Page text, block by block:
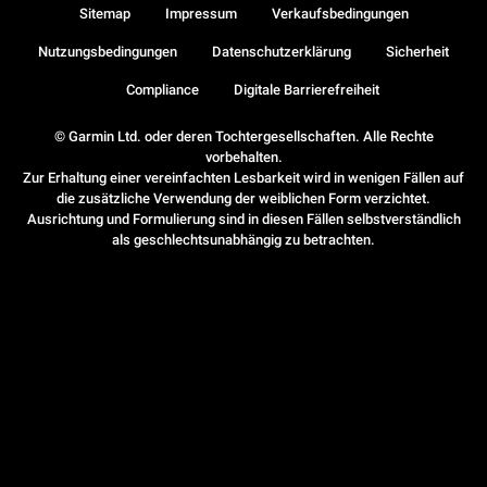
© Garmin Ltd. oder deren Tochtergesellschaften. Alle Rechte
vorbehalten.
Zur Erhaltung einer vereinfachten Lesbarkeit wird in wenigen Fällen auf
die zusätzliche Verwendung der weiblichen Form verzichtet.
Ausrichtung und Formulierung sind in diesen Fällen selbstverständlich
als geschlechtsunabhängig zu betrachten.
Sitemap Impressum Verkaufsbedingungen
Nutzungsbedingungen Datenschutzerklärung Sicherheit
Compliance Digitale Barrierefreiheit